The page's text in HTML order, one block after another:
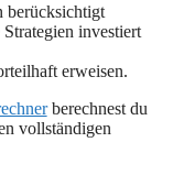
berücksichtigt
investiert
erweisen.
berechnest du
vollständigen